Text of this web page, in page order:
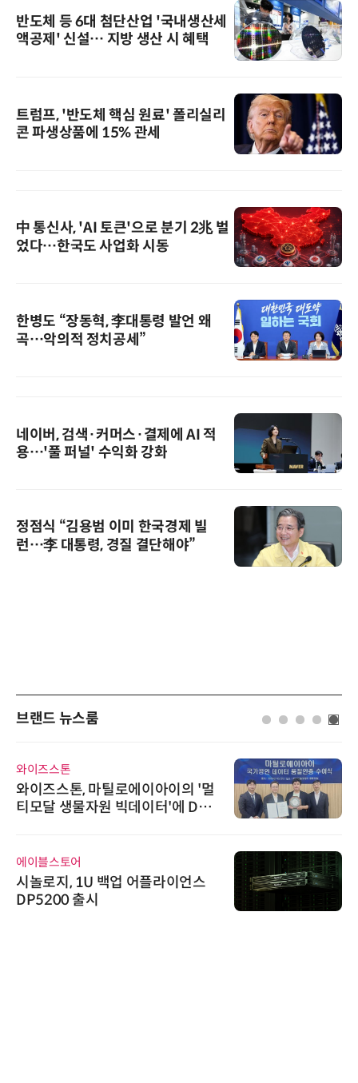
반도체 등 6대 첨단산업 '국내생산세
액공제' 신설… 지방 생산 시 혜택
트럼프, '반도체 핵심 원료' 폴리실리
콘 파생상품에 15% 관세
中 통신사, 'AI 토큰'으로 분기 2兆 벌
었다…한국도 사업화 시동
한병도 “장동혁, 李대통령 발언 왜
곡…악의적 정치공세”
네이버, 검색·커머스·결제에 AI 적
용…'풀 퍼널' 수익화 강화
정점식 “김용범 이미 한국경제 빌
런…李 대통령, 경질 결단해야”
브랜드 뉴스룸
와이즈스톤
와이즈스톤, 마틸로에이아이의 '멀
티모달 생물자원 빅데이터'에 DQ
에이블스토어
시놀로지, 1U 백업 어플라이언스
DP5200 출시